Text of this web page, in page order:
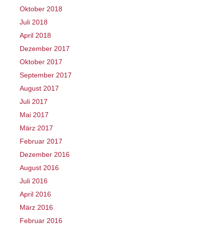
Oktober 2018
Juli 2018
April 2018
Dezember 2017
Oktober 2017
September 2017
August 2017
Juli 2017
Mai 2017
März 2017
Februar 2017
Dezember 2016
August 2016
Juli 2016
April 2016
März 2016
Februar 2016